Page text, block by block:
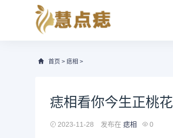
首页 > 痣相 >
痣相看你今生正桃花
2023-11-28 发布在 痣相 0